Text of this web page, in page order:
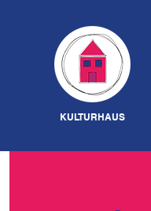
KULTURHAUS